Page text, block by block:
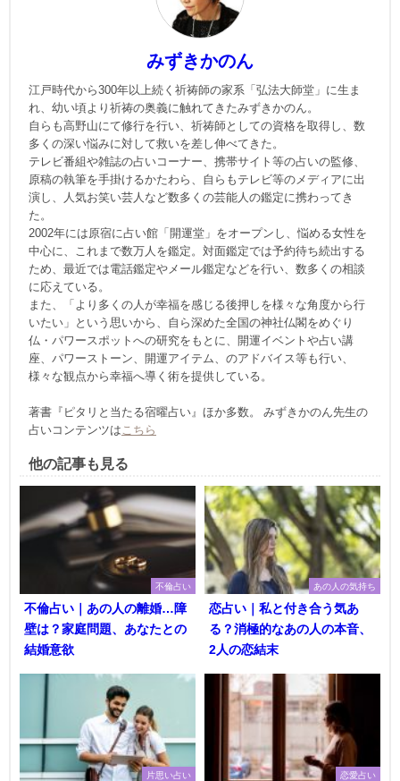
みずきかのん
江戸時代から300年以上続く祈祷師の家系「弘法大師堂」に生ま
れ、幼い頃より祈祷の奥義に触れてきたみずきかのん。
自らも高野山にて修行を行い、祈祷師としての資格を取得し、数
多くの深い悩みに対して救いを差し伸べてきた。
テレビ番組や雑誌の占いコーナー、携帯サイト等の占いの監修、
原稿の執筆を手掛けるかたわら、自らもテレビ等のメディアに出
演し、人気お笑い芸人など数多くの芸能人の鑑定に携わってき
た。
2002年には原宿に占い館「開運堂」をオープンし、悩める女性を
中心に、これまで数万人を鑑定。対面鑑定では予約待ち続出する
ため、最近では電話鑑定やメール鑑定などを行い、数多くの相談
に応えている。
また、「より多くの人が幸福を感じる後押しを様々な角度から行
いたい」という思いから、自ら深めた全国の神社仏閣をめぐり
仏・パワースポットへの研究をもとに、開運イベントや占い講
座、パワーストーン、開運アイテム、のアドバイス等も行い、
様々な観点から幸福へ導く術を提供している。
著書『ピタリと当たる宿曜占い』ほか多数。 みずきかのん先生の
占いコンテンツは こちら
他の記事も見る
不倫占い
不倫占い｜あの人の離婚…障
壁は？家庭問題、あなたとの
結婚意欲
あの人の気持ち
恋占い｜私と付き合う気あ
る？消極的なあの人の本音、
2人の恋結末
片思い占い 恋愛占い